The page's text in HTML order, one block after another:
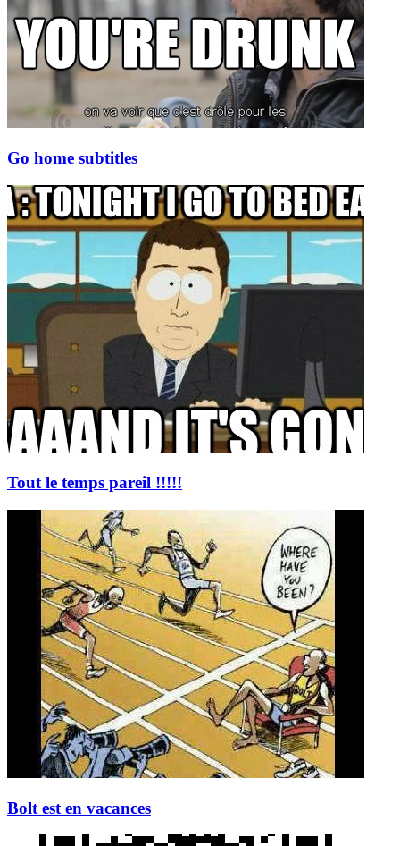
Go home subtitles
Tout le temps pareil !!!!!
Bolt est en vacances